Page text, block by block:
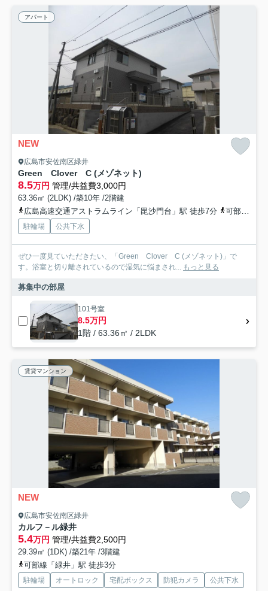
アパート
NEW
広島市安佐南区緑井
Green Clover C (メゾネット)
8.5万円 管理/共益費3,000円
63.36㎡ (2LDK) /築10年 /2階建
広島高速交通アストラムライン「毘沙門台」駅 徒歩7分
可部線「大町」駅 徒歩15分
駐輪場 公共下水
ぜひ一度見ていただきたい、「Green Clover C (メゾネット)」で
す。浴室と切り離されているので湿気に悩まされ... もっと見る
募集中の部屋
101号室
8.5万円
1階 / 63.36㎡ / 2LDK
賃貸マンション
NEW
広島市安佐南区緑井
カルフ－ル緑井
5.4万円 管理/共益費2,500円
29.39㎡ (1DK) /築21年 /3階建
可部線「緑井」駅 徒歩3分
駐輪場 オートロック 宅配ボックス 防犯カメラ 公共下水